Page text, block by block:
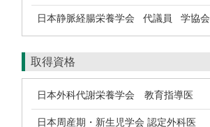
日本静脈経腸栄養学会 代議員 学協会
取得資格
日本外科代謝栄養学会 教育指導医
日本周産期・新生児学会 認定外科医